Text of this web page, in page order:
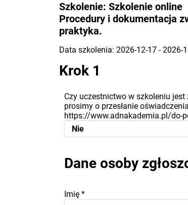
Szkolenie: Szkolenie online
Procedury i dokumentacja
praktyka.
Data szkolenia: 2026-12-17 - 2026-
Krok 1
Czy uczestnictwo w szkoleniu
prosimy o przesłanie
https://www.adnakademia.pl/do-
Dane osoby
Imię *